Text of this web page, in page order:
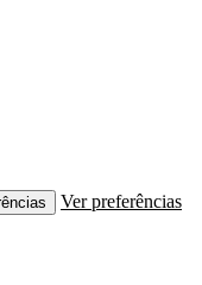
Ver preferências